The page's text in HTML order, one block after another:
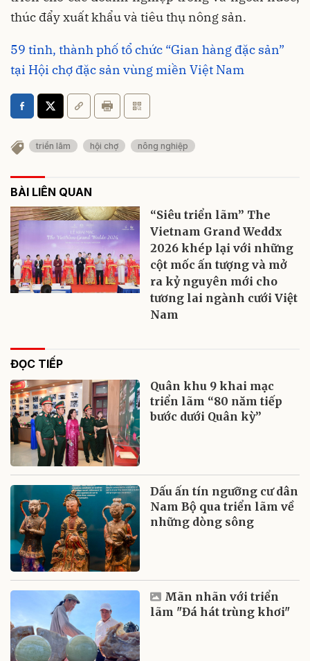
thúc đẩy xuất khẩu và tiêu thụ nông sản.
59 tỉnh, thành phố tổ chức “Gian hàng đặc sản”
tại Hội chợ đặc sản vùng miền Việt Nam
triển lãm hội chợ nông nghiệp
BÀI LIÊN QUAN
“Siêu triển lãm” The
Vietnam Grand Weddx
2026 khép lại với những
cột mốc ấn tượng và mở
ra kỷ nguyên mới cho
tương lai ngành cưới Việt
Nam
ĐỌC TIẾP
Quân khu 9 khai mạc
triển lãm “80 năm tiếp
bước dưới Quân kỳ”
Dấu ấn tín ngưỡng cư dân
Nam Bộ qua triển lãm về
những dòng sông
Mãn nhãn với triển
lãm "Đá hát trùng khơi"